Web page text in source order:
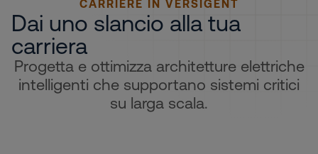
CARRIERE IN VERSIGENT
Dai uno slancio alla tua
carriera
Progetta e ottimizza architetture elettriche
intelligenti che supportano sistemi critici
su larga scala.